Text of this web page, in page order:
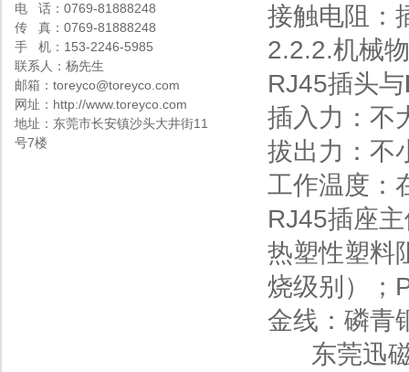
电 话：0769-81888248
传 真：0769-81888248
手 机：153-2246-5985
联系人：杨先生
邮箱：toreyco@toreyco.com
网址：http://www.toreyco.com
地址：东莞市长安镇沙头大井街11
号7楼
接触电阻：
2.2.2.机械
RJ45插头与
插入力：不
拔出力：不
工作温度：
RJ45插座
热塑性塑料
烧级别）；
金线：磷青
东莞迅磁